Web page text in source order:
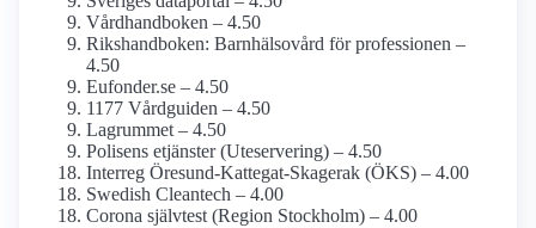
Vårdhandboken – 4.50
Rikshandboken: Barnhälsovård för professionen –
4.50
Eufonder.se – 4.50
1177 Vårdguiden – 4.50
Lagrummet – 4.50
Polisens etjänster (Uteservering) – 4.50
Interreg Öresund-Kattegat-Skagerak (ÖKS) – 4.00
Swedish Cleantech – 4.00
Corona självtest (Region Stockholm) – 4.00